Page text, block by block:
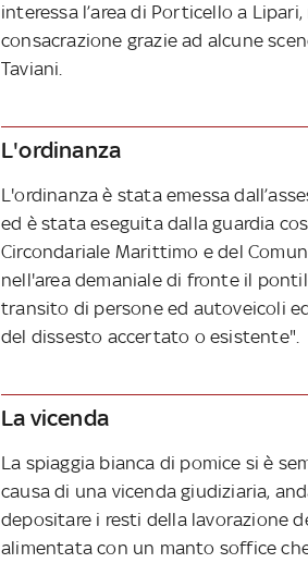
interessa l’area di Porticello a
consacrazione grazie ad alcune
Taviani.
L'ordinanza
L'ordinanza è stata emessa
ed è stata eseguita dalla guardia
Circondariale Marittimo e del
nell'area demaniale di fronte il
transito di persone ed autoveicoli
del dissesto accertato o esistente".
La vicenda
La spiaggia bianca di pomice si è
causa di una vicenda giudiziaria,
depositare i resti della lavorazione
alimentata con un manto soffice